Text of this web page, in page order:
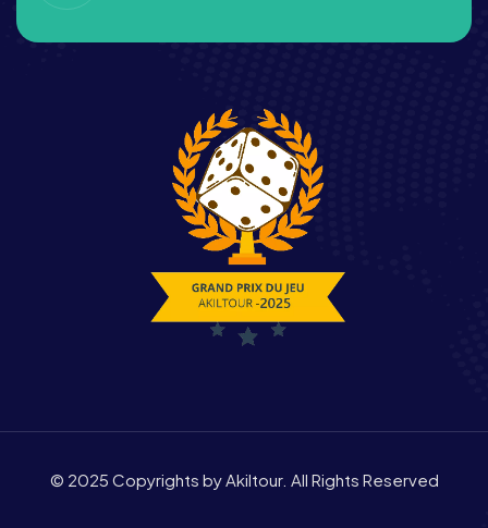
© 2025 Copyrights by Akiltour. All Rights Reserved